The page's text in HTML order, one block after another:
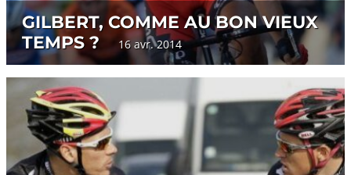
GILBERT, COMME AU BON VIEUX
TEMPS ?
16 avr. 2014